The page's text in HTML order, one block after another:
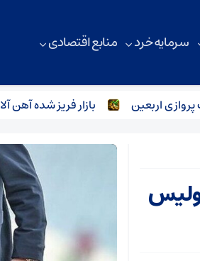
سرمایه خرد منابع اقتصادی
اربعین بازار فریز شده آهن آلات